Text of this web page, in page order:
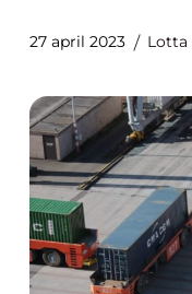
27 april 2023 Lotta